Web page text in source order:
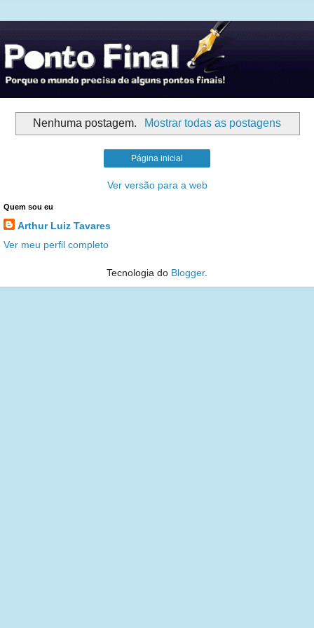
Nenhuma postagem. Mostrar todas as postagens
Página inicial
Ver versão para a web
Quem sou eu
Arthur Luiz Tavares
Ver meu perfil completo
Tecnologia do Blogger.